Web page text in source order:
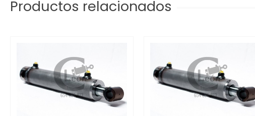
Productos relacionados